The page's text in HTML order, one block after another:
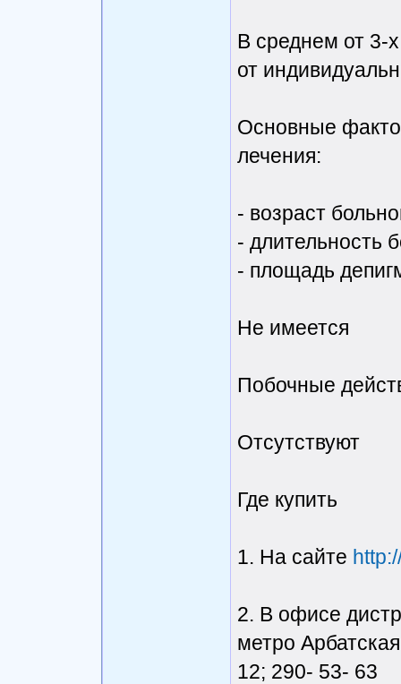
В среднем от 3-
от
Основные
лечения:
- возраст
- длительность
- площадь
Не имеется
Побочные
Отсутствуют
Где купить
1. На сайте
2. В офисе
метро
12; 290- 53- 63